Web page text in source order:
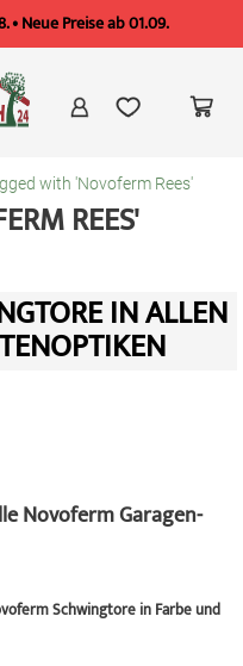
Neue Preise ab 01.09.
with 'Novoferm Rees'
REES'
IN ALLEN
Novoferm Garagen-
Schwingtore in Farbe und